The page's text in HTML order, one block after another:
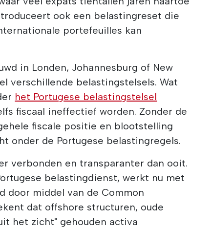
ook een belastingreset die
portefeuilles kan
in Londen, Johannesburg of New
verschillende belastingstelsels. Wat
het Portugese belastingstelsel
fiscaal ineffectief worden. Zonder de
fiscale positie en blootstelling
onder de Portugese belastingregels.
verbonden en transparanter dan ooit.
belastingdienst, werkt nu met
door middel van de Common
dat offshore structuren, oude
het zicht" gehouden activa